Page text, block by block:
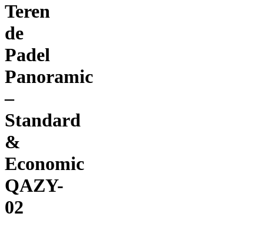
Teren
de
Padel
Panoramic
–
Standard
&
Economic
QAZY-
02